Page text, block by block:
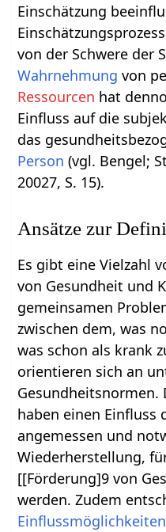
Einschätzung
von der Schwere der
Wahrnehmung von
Ressourcen hat
Einfluss auf die
das
Person (vgl. Bengel;
20027, S. 15).
Ansätze zur
Es gibt eine Vielzahl
von Gesundheit und
gemeinsamen
zwischen dem, was
was schon als krank
orientieren sich an
haben einen Einfluss
angemessen und
Wiederherstellung,
[[Förderung]9 von
werden. Zudem
Einflussmöglichkeiten